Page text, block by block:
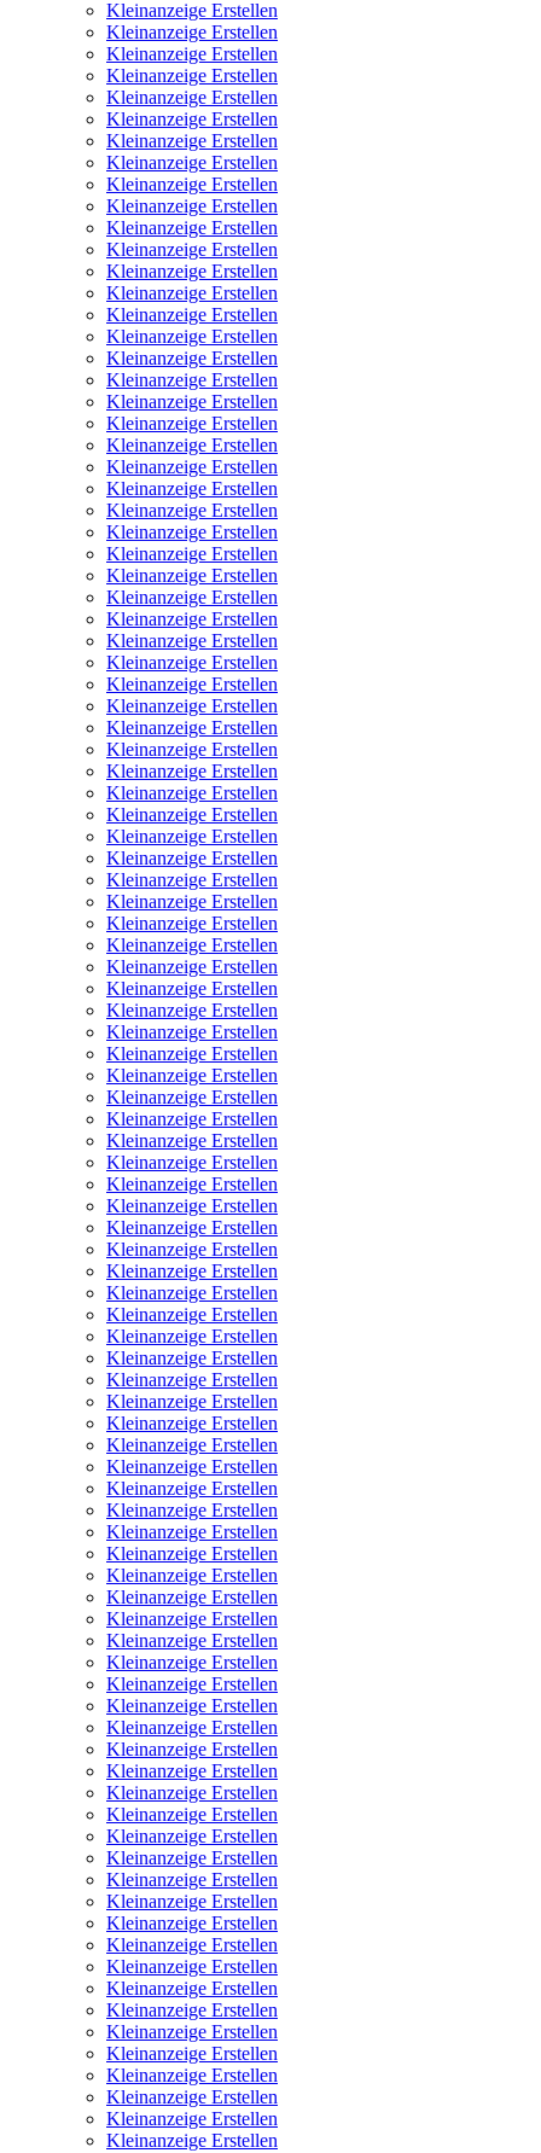
Kleinanzeige Erstellen
Kleinanzeige Erstellen
Kleinanzeige Erstellen
Kleinanzeige Erstellen
Kleinanzeige Erstellen
Kleinanzeige Erstellen
Kleinanzeige Erstellen
Kleinanzeige Erstellen
Kleinanzeige Erstellen
Kleinanzeige Erstellen
Kleinanzeige Erstellen
Kleinanzeige Erstellen
Kleinanzeige Erstellen
Kleinanzeige Erstellen
Kleinanzeige Erstellen
Kleinanzeige Erstellen
Kleinanzeige Erstellen
Kleinanzeige Erstellen
Kleinanzeige Erstellen
Kleinanzeige Erstellen
Kleinanzeige Erstellen
Kleinanzeige Erstellen
Kleinanzeige Erstellen
Kleinanzeige Erstellen
Kleinanzeige Erstellen
Kleinanzeige Erstellen
Kleinanzeige Erstellen
Kleinanzeige Erstellen
Kleinanzeige Erstellen
Kleinanzeige Erstellen
Kleinanzeige Erstellen
Kleinanzeige Erstellen
Kleinanzeige Erstellen
Kleinanzeige Erstellen
Kleinanzeige Erstellen
Kleinanzeige Erstellen
Kleinanzeige Erstellen
Kleinanzeige Erstellen
Kleinanzeige Erstellen
Kleinanzeige Erstellen
Kleinanzeige Erstellen
Kleinanzeige Erstellen
Kleinanzeige Erstellen
Kleinanzeige Erstellen
Kleinanzeige Erstellen
Kleinanzeige Erstellen
Kleinanzeige Erstellen
Kleinanzeige Erstellen
Kleinanzeige Erstellen
Kleinanzeige Erstellen
Kleinanzeige Erstellen
Kleinanzeige Erstellen
Kleinanzeige Erstellen
Kleinanzeige Erstellen
Kleinanzeige Erstellen
Kleinanzeige Erstellen
Kleinanzeige Erstellen
Kleinanzeige Erstellen
Kleinanzeige Erstellen
Kleinanzeige Erstellen
Kleinanzeige Erstellen
Kleinanzeige Erstellen
Kleinanzeige Erstellen
Kleinanzeige Erstellen
Kleinanzeige Erstellen
Kleinanzeige Erstellen
Kleinanzeige Erstellen
Kleinanzeige Erstellen
Kleinanzeige Erstellen
Kleinanzeige Erstellen
Kleinanzeige Erstellen
Kleinanzeige Erstellen
Kleinanzeige Erstellen
Kleinanzeige Erstellen
Kleinanzeige Erstellen
Kleinanzeige Erstellen
Kleinanzeige Erstellen
Kleinanzeige Erstellen
Kleinanzeige Erstellen
Kleinanzeige Erstellen
Kleinanzeige Erstellen
Kleinanzeige Erstellen
Kleinanzeige Erstellen
Kleinanzeige Erstellen
Kleinanzeige Erstellen
Kleinanzeige Erstellen
Kleinanzeige Erstellen
Kleinanzeige Erstellen
Kleinanzeige Erstellen
Kleinanzeige Erstellen
Kleinanzeige Erstellen
Kleinanzeige Erstellen
Kleinanzeige Erstellen
Kleinanzeige Erstellen
Kleinanzeige Erstellen
Kleinanzeige Erstellen
Kleinanzeige Erstellen
Kleinanzeige Erstellen
Kleinanzeige Erstellen